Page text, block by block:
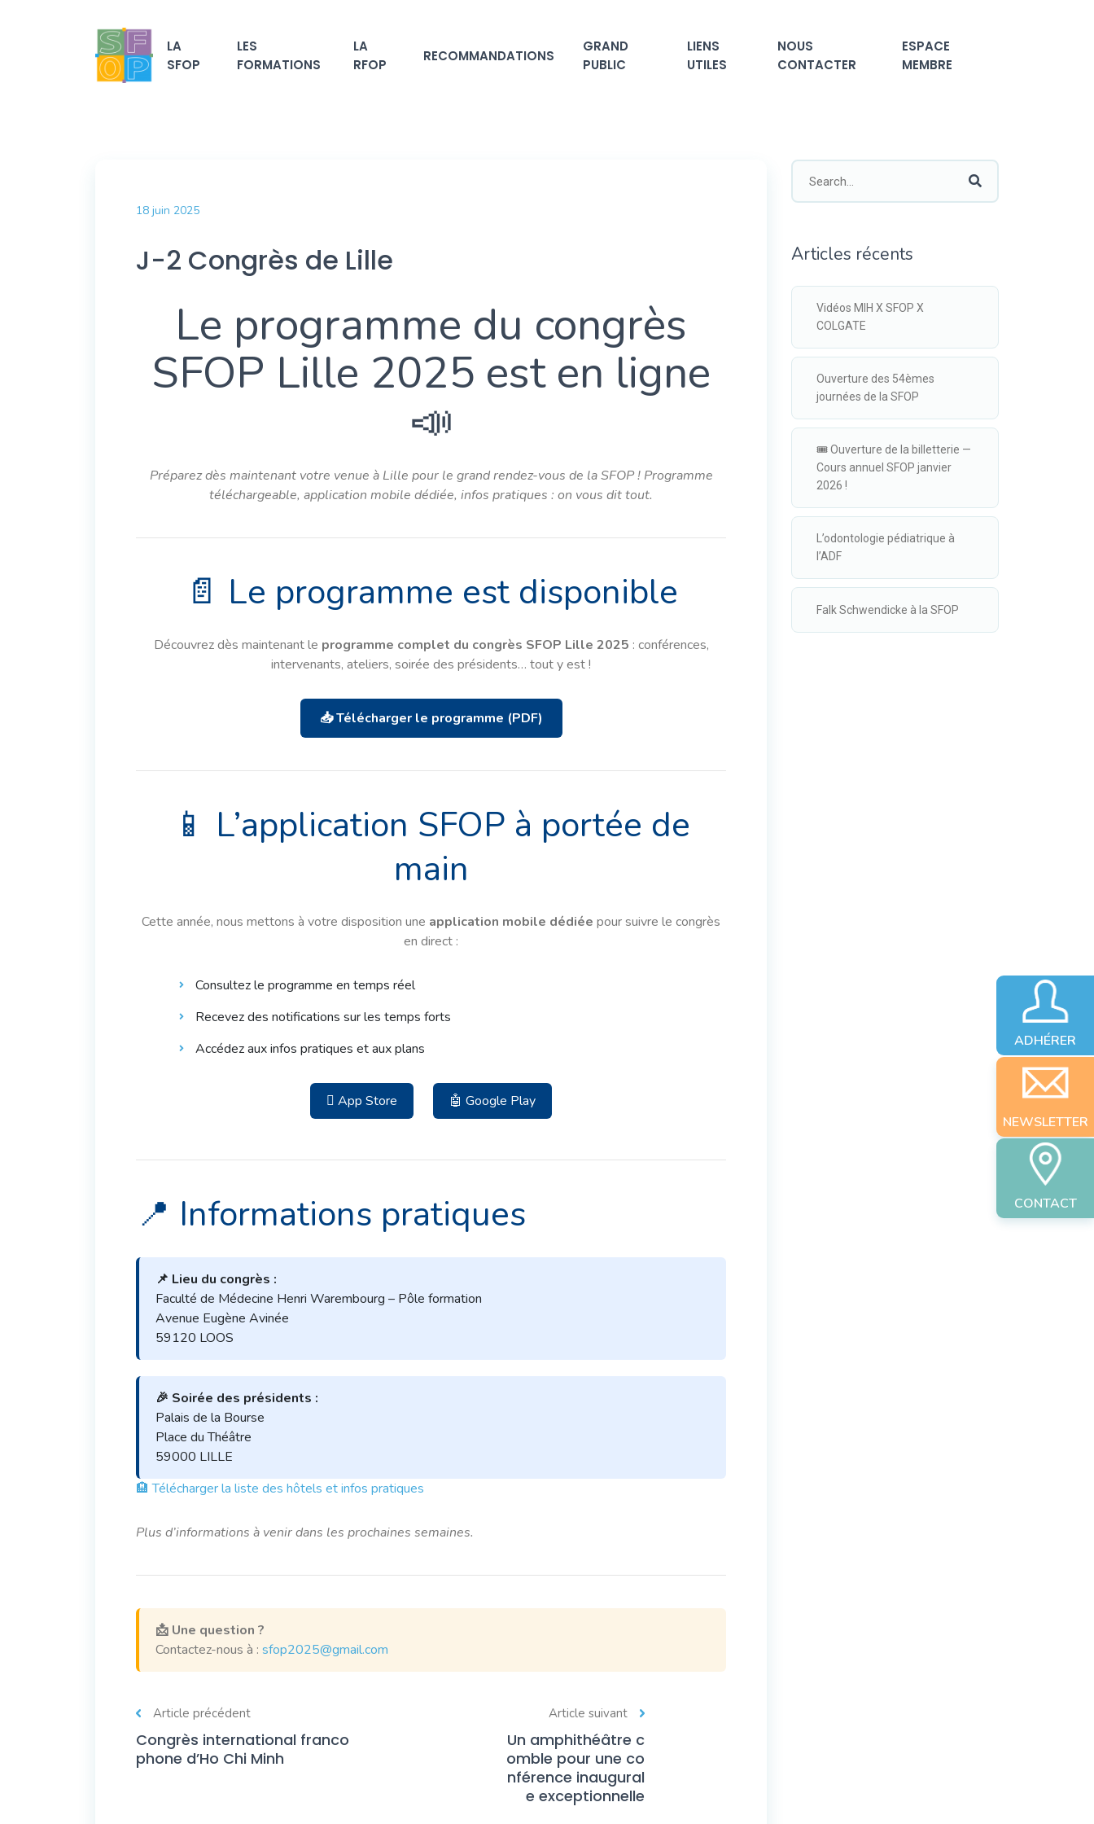
ADHÉRER
NEWSLETTER
CONTACT
LA
SFOP
LES
FORMATIONS
LA
RFOP
RECOMMANDATIONS
GRAND
PUBLIC
LIENS
UTILES
NOUS
CONTACTER
ESPACE
MEMBRE
18 juin 2025
J-2 Congrès de Lille
Le programme du congrès
SFOP Lille 2025 est en ligne
📣
Préparez dès maintenant votre venue à Lille pour le grand rendez-vous de la SFOP ! Programme
téléchargeable, application mobile dédiée, infos pratiques : on vous dit tout.
📄 Le programme est disponible
Découvrez dès maintenant le programme complet du congrès SFOP Lille 2025 : conférences,
intervenants, ateliers, soirée des présidents… tout y est !
📥 Télécharger le programme (PDF)
📱 L’application SFOP à portée de
main
Cette année, nous mettons à votre disposition une application mobile dédiée pour suivre le congrès
en direct :
Consultez le programme en temps réel
Recevez des notifications sur les temps forts
Accédez aux infos pratiques et aux plans
 App Store 🤖 Google Play
📍 Informations pratiques
📌 Lieu du congrès :
Faculté de Médecine Henri Warembourg – Pôle formation
Avenue Eugène Avinée
59120 LOOS
🎉 Soirée des présidents :
Palais de la Bourse
Place du Théâtre
59000 LILLE
🏨 Télécharger la liste des hôtels et infos pratiques
Plus d’informations à venir dans les prochaines semaines.
📩 Une question ?
Contactez-nous à : sfop2025@gmail.com
Article précédent
Congrès international franco
phone d’Ho Chi Minh
Article suivant
Un amphithéâtre c
omble pour une co
nférence inaugural
e exceptionnelle
Articles récents
Vidéos MIH X SFOP X
COLGATE
Ouverture des 54èmes
journées de la SFOP
🎟️ Ouverture de la billetterie —
Cours annuel SFOP janvier
2026 !
L’odontologie pédiatrique à
l’ADF
Falk Schwendicke à la SFOP